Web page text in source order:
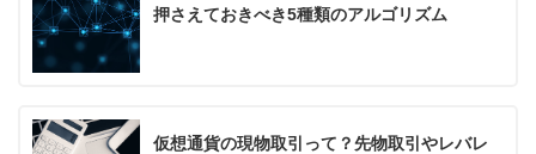
押さえておきべき5種類のアルゴリズム
仮想通貨の現物取引って？先物取引やレバレ